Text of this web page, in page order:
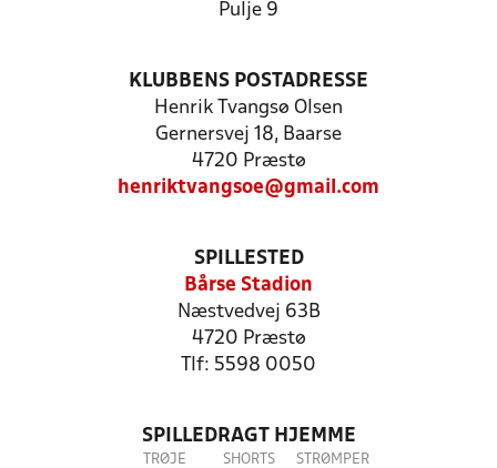
Pulje 9
KLUBBENS POSTADRESSE
Henrik Tvangsø Olsen
Gernersvej 18, Baarse
4720 Præstø
henriktvangsoe@gmail.com
SPILLESTED
Bårse Stadion
Næstvedvej 63B
4720 Præstø
Tlf: 5598 0050
SPILLEDRAGT HJEMME
TRØJE SHORTS STRØMPER